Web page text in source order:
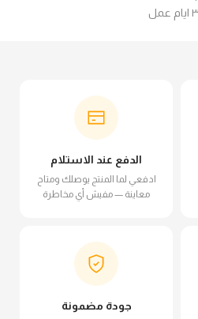
الدفع عند الاستلام
ادفعي لما المنتج يوصلك ومتاح
معاينة — مفيش أي مخاطرة
جودة مضمونة